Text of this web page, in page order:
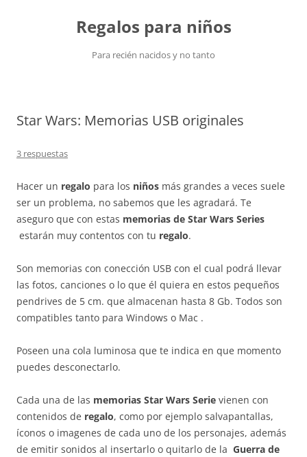
Regalos para niños
Para recién nacidos y no tanto
Star Wars: Memorias USB originales
3 respuestas
Hacer un regalo para los niños más grandes a veces suele
ser un problema, no sabemos que les agradará. Te
aseguro que con estas memorias de Star Wars Series
estarán muy contentos con tu regalo.
Son memorias con conección USB con el cual podrá llevar
las fotos, canciones o lo que él quiera en estos pequeños
pendrives de 5 cm. que almacenan hasta 8 Gb. Todos son
compatibles tanto para Windows o Mac .
Poseen una cola luminosa que te indica en que momento
puedes desconectarlo.
Cada una de las memorias Star Wars Serie vienen con
contenidos de regalo, como por ejemplo salvapantallas,
íconos o imagenes de cada uno de los personajes, además
de emitir sonidos al insertarlo o quitarlo de la Guerra de